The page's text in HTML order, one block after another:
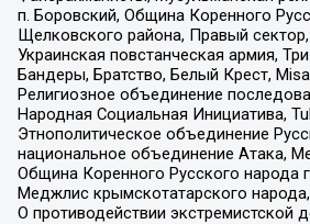
п. Боровский, Община Коренного
Щелковского района, Правый
Украинская повстанческая армия,
Бандеры, Братство, Белый Крест,
Религиозное объединение
Народная Социальная Инициатива,
Этнополитическое объединение
национальное объединение Атака,
Община Коренного Русского народа
Меджлис крымскотатарского
О противодействии экстремистской